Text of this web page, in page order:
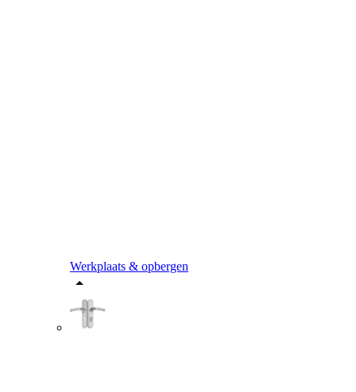
Werkplaats & opbergen